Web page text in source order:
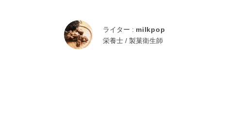
ライター : milkpop
栄養士 / 製菓衛生師